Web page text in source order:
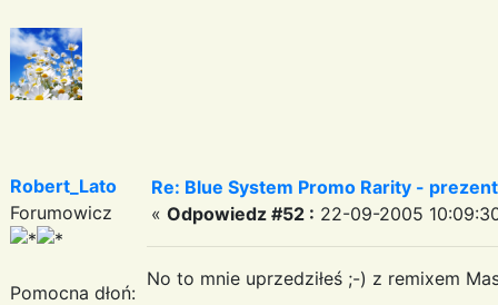
Robert_Lato
Forumowicz
Pomocna dłoń:
Re: Blue System Promo Rarity -
« Odpowiedz #52 : 22-09-2005
No to mnie uprzedziłeś ;-) z remixem